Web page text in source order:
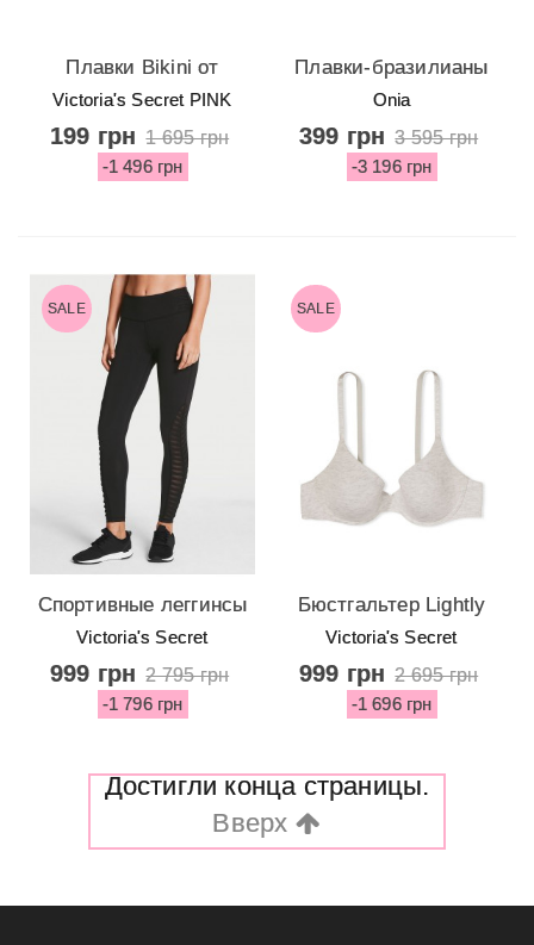
Плавки Bikini от
Victoria's Secret PINK
Victoria's Secret PINK
199 грн 1 695 грн
-1 496 грн
Плавки-бразилианы
Asymmetric Stripe от
Onia - Black & Red
Onia
399 грн 3 595 грн
-3 196 грн
SALE
Спортивные леггинсы
из коллекции Victoria
Sport
Victoria's Secret
999 грн 2 795 грн
-1 796 грн
SALE
Бюстгальтер Lightly
Lined Demi от
Victoria's Secret -
Heather Snow
Victoria's Secret
999 грн 2 695 грн
-1 696 грн
Достигли конца страницы.
Вверх